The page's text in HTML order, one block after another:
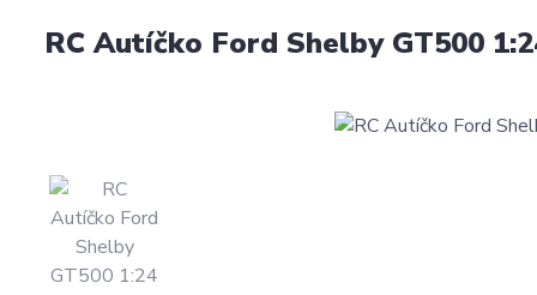
RC Autíčko Ford Shelby GT500